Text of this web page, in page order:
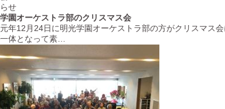
せ
園オーケストラ部のクリスマス会
年12月24日に明光学園オーケストラ部の方がクリスマス
体となって素…